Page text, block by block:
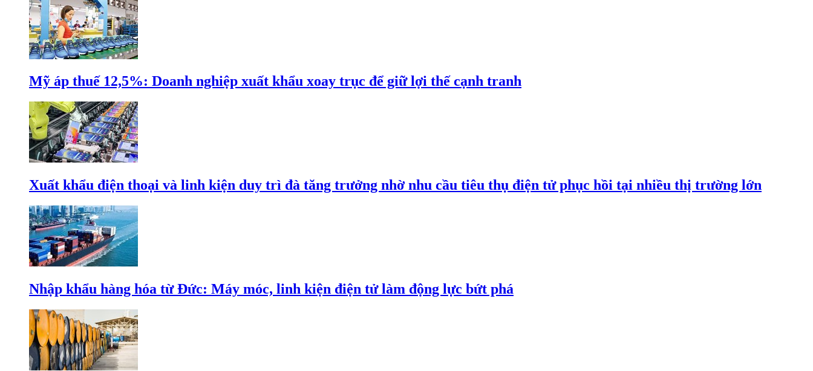
Mỹ áp thuế 12,5%: Doanh nghiệp xuất khẩu xoay trục để giữ lợi thế cạnh tranh
Xuất khẩu điện thoại và linh kiện duy trì đà tăng trưởng nhờ nhu cầu tiêu thụ điện tử phục hồi tại nhiều thị trường lớn
Nhập khẩu hàng hóa từ Đức: Máy móc, linh kiện điện tử làm động lực bứt phá